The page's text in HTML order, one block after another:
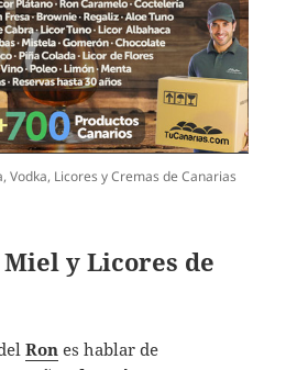
Vodka, Licores y Cremas de Canarias
Miel y Licores de
Ron es hablar de